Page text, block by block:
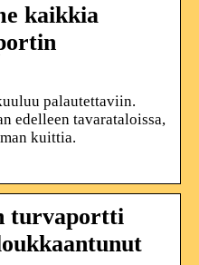
kaikkia
palautettaviin.
edelleen tavarataloissa,
kuittia.
turvaportti